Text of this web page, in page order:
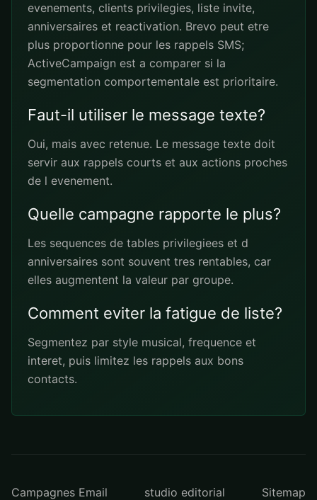
evenements, clients privilegies, liste invite,
anniversaires et reactivation. Brevo peut etre
plus proportionne pour les rappels SMS;
ActiveCampaign est a comparer si la
segmentation comportementale est prioritaire.
Faut-il utiliser le message texte?
Oui, mais avec retenue. Le message texte doit
servir aux rappels courts et aux actions proches
de l evenement.
Quelle campagne rapporte le plus?
Les sequences de tables privilegiees et d
anniversaires sont souvent tres rentables, car
elles augmentent la valeur par groupe.
Comment eviter la fatigue de liste?
Segmentez par style musical, frequence et
interet, puis limitez les rappels aux bons
contacts.
Campagnes Email studio editorial Sitemap